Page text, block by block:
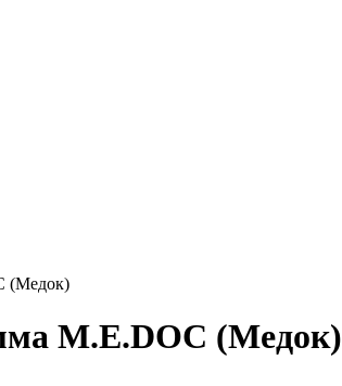
(Медок)
M.E.DOC (Медок)